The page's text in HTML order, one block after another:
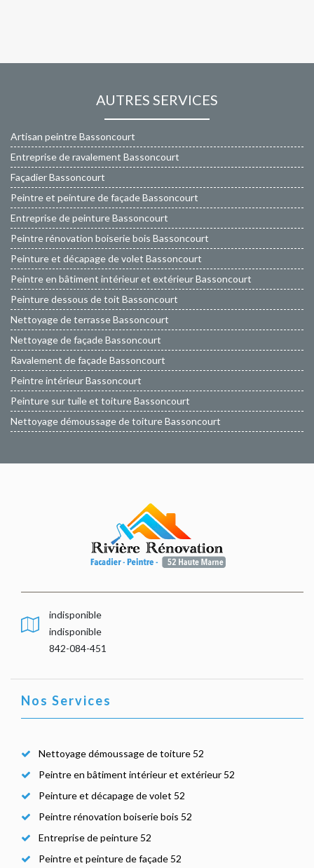
AUTRES SERVICES
Artisan peintre Bassoncourt
Entreprise de ravalement Bassoncourt
Façadier Bassoncourt
Peintre et peinture de façade Bassoncourt
Entreprise de peinture Bassoncourt
Peintre rénovation boiserie bois Bassoncourt
Peinture et décapage de volet Bassoncourt
Peintre en bâtiment intérieur et extérieur Bassoncourt
Peinture dessous de toit Bassoncourt
Nettoyage de terrasse Bassoncourt
Nettoyage de façade Bassoncourt
Ravalement de façade Bassoncourt
Peintre intérieur Bassoncourt
Peinture sur tuile et toiture Bassoncourt
Nettoyage démoussage de toiture Bassoncourt
indisponible
indisponible
842-084-451
Nos Services
Nettoyage démoussage de toiture 52
Peintre en bâtiment intérieur et extérieur 52
Peinture et décapage de volet 52
Peintre rénovation boiserie bois 52
Entreprise de peinture 52
Peintre et peinture de façade 52